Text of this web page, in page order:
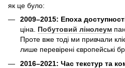
як це було:
2009–2015: Епоха
ціна. Побутовий лінолеум
Проте вже тоді ми привчали
лише перевірені європейські
2016–2021: Час текстур та